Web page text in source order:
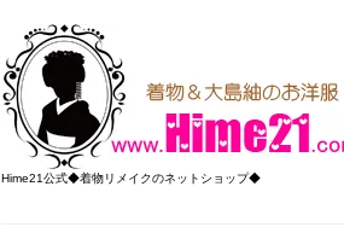
Hime21公式◆着物リメイクのネットショップ◆